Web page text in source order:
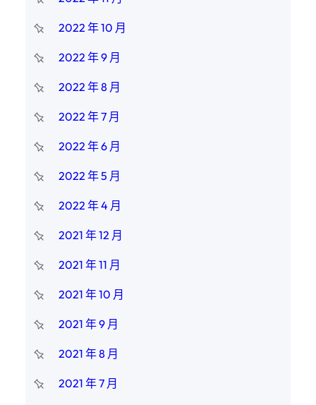
2022 年 10 月
2022 年 9 月
2022 年 8 月
2022 年 7 月
2022 年 6 月
2022 年 5 月
2022 年 4 月
2021 年 12 月
2021 年 11 月
2021 年 10 月
2021 年 9 月
2021 年 8 月
2021 年 7 月